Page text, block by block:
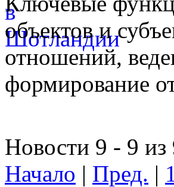
объектов и
отношений,
формирование
Новости 9 - 9 из
Начало | Пред. | 1